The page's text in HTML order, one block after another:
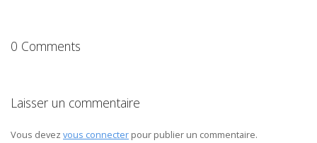
0 Comments
Laisser un commentaire
Vous devez vous connecter pour publier un commentaire.